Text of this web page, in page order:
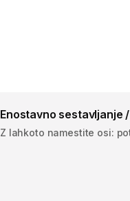
Enostavno sestavljanje
Z lahkoto namestite osi: